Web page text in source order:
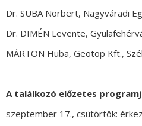
Dr. SUBA Norbert, Nagyváradi
Dr. DIMÉN Levente,
MÁRTON Huba, Geotop Kft.,
A találkozó előzetes
szeptember 17., csütörtök: